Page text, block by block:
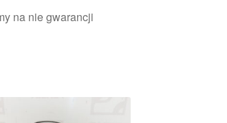
na nie gwarancji